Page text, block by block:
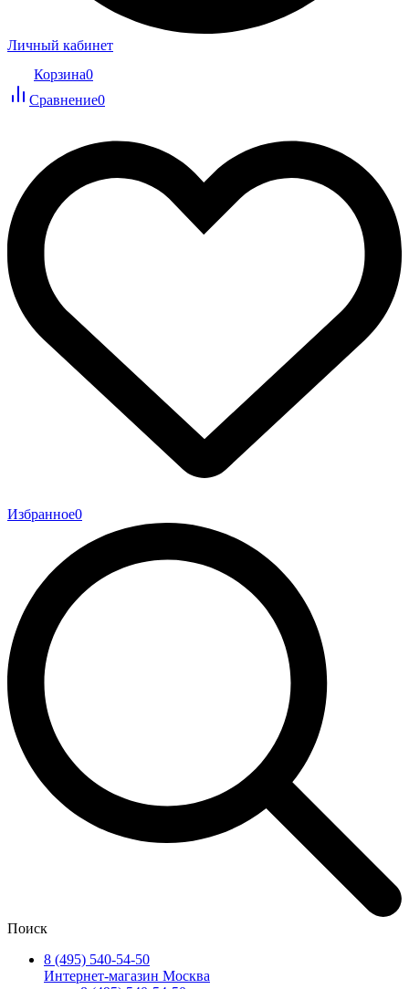
Личный кабинет
Корзина0
Сравнение0
Избранное0
Поиск
8 (495) 540-54-50
Интернет-магазин Москва